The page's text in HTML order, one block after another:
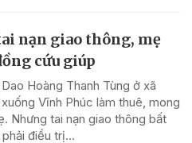
nạn giao thông, mẹ
cứu giúp
Hoàng Thanh Tùng ở xã
Vĩnh Phúc làm thuê, mong
Nhưng tai nạn giao thông bất
điều trị...